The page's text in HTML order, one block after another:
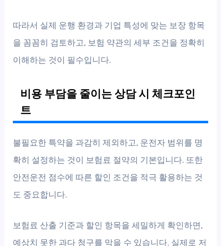
따라서 실제 운행 환경과 기업 특성에 맞는 보장 항목
을 꼼꼼히 검토하고, 보험 약관의 세부 조건을 정확히
이해하는 것이 필수입니다.
비용 부담을 줄이는 상담 시 체크포인
트
불필요한 특약을 과감히 제외하고, 운전자 범위를 명
확히 설정하는 것이 보험료 절약의 기본입니다. 또한
안전운전 점수에 따른 할인 조건을 적극 활용하는 것
도 중요합니다.
보험료 산출 기준과 할인 항목을 세밀하게 확인하면,
예상치 못한 과다 청구를 막을 수 있습니다. 실제로 저